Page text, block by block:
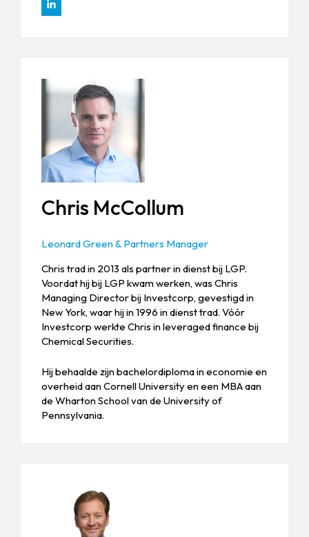
Chris McCollum
Leonard Green & Partners Manager
Chris trad in 2013 als partner in dienst bij LGP.
Voordat hij bij LGP kwam werken, was Chris
Managing Director bij Investcorp, gevestigd in
New York, waar hij in 1996 in dienst trad. Vóór
Investcorp werkte Chris in leveraged finance bij
Chemical Securities.
Hij behaalde zijn bachelordiploma in economie en
overheid aan Cornell University en een MBA aan
de Wharton School van de University of
Pennsylvania.